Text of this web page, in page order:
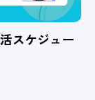
スケジュー